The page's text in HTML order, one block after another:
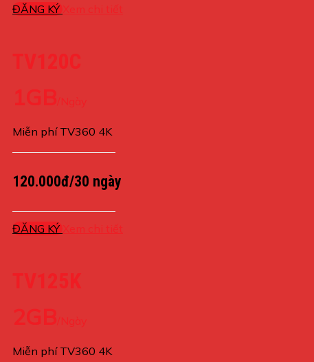
ĐĂNG KÝ Xem chi tiết
TV120C
1GB /Ngày
Miễn phí TV360 4K
120.000đ/30 ngày
ĐĂNG KÝ Xem chi tiết
TV125K
2GB /Ngày
Miễn phí TV360 4K